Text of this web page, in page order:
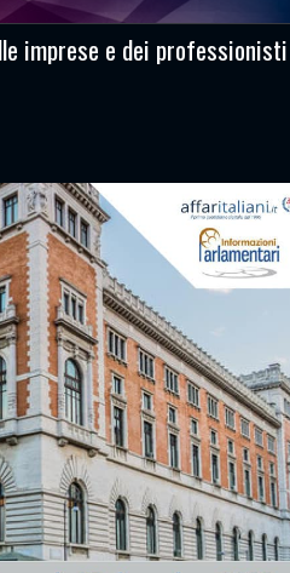
imprese e dei professionisti